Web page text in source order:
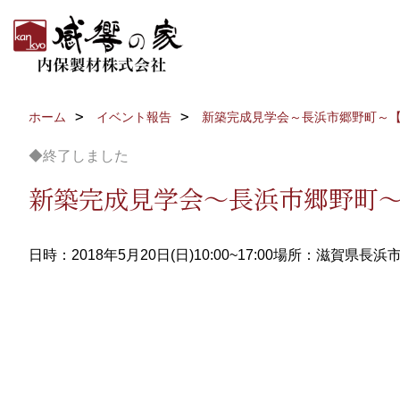
ホーム イベント報告 新築完成見学会～長浜市郷野町～
◆終了しました
新築完成見学会～長浜市郷野町
日時：2018年5月20日(日)10:00~17:00場所：滋賀県長浜